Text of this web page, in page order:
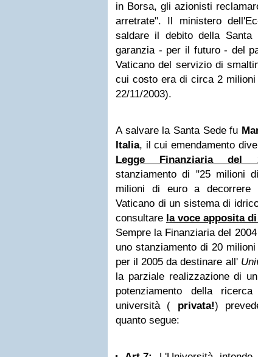
in Borsa, gli azionisti
arretrate". Il ministero
saldare il debito della Santa
garanzia - per il futuro - del
Vaticano del servizio di
cui costo era di circa 2
22/11/2003).
A salvare la Santa Sede fu
Italia, il cui emendamento
Legge Finanziaria del
stanziamento di "25 milioni
milioni di euro a decorrere
Vaticano di un sistema di
consultare la voce apposita
Sempre la Finanziaria del
uno stanziamento di 20
per il 2005 da destinare all'
la parziale realizzazione di
potenziamento della
università ( privata!)
quanto segue: